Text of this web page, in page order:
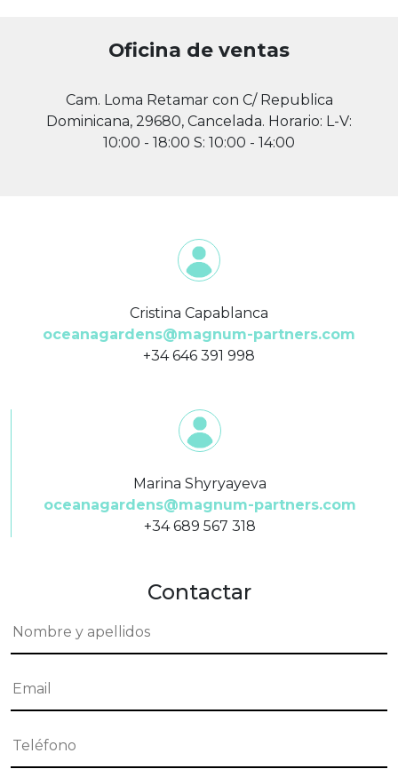
Oficina de ventas
Cam. Loma Retamar con C/ Republica
Dominicana, 29680, Cancelada. Horario: L-V:
10:00 - 18:00 S: 10:00 - 14:00
Cristina Capablanca
oceanagardens@magnum-partners.com
+34 646 391 998
Marina Shyryayeva
oceanagardens@magnum-partners.com
+34 689 567 318
Contactar